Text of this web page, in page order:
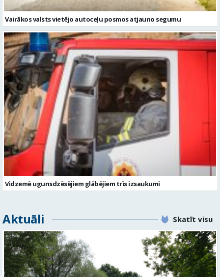
Vairākos valsts vietējo autoceļu posmos atjauno segumu
Vidzemē ugunsdzēsējiem glābējiem trīs izsaukumi
Aktuāli Skatīt visu